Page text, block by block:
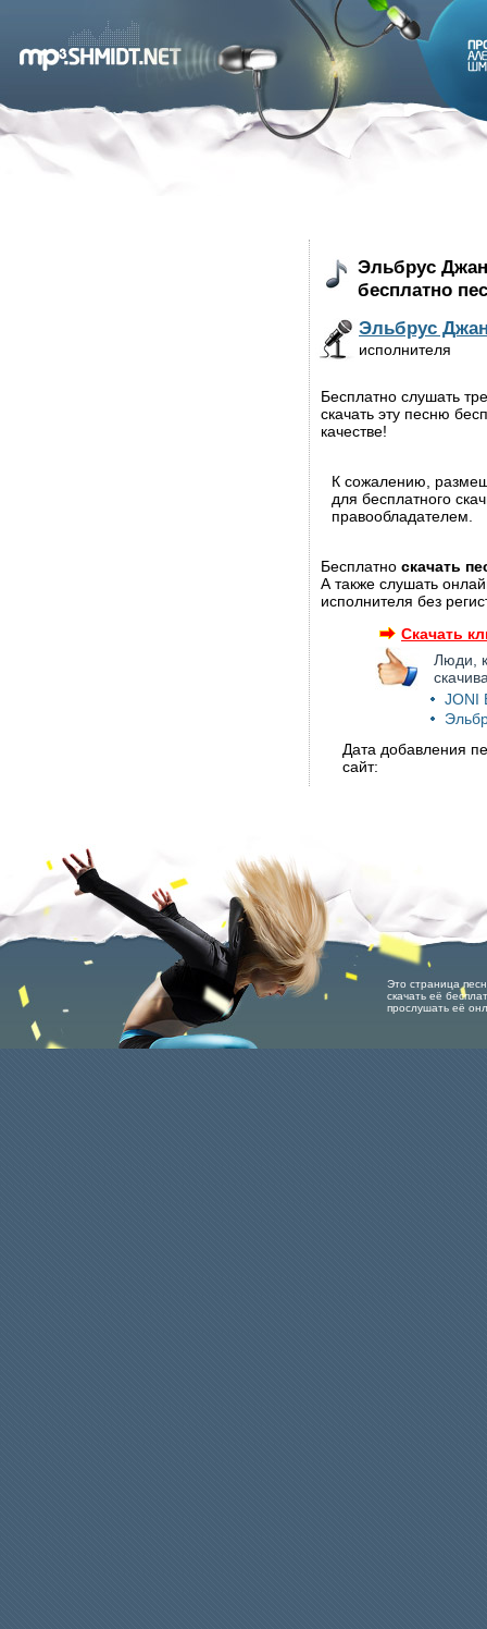
Эльбрус
бесплатно
Эльбрус
исполнителя
Бесплатно слушать
скачать эту песню
качестве!
К сожалению,
для бесплатного
правообладателем.
Бесплатно скачать
А также слушать
исполнителя без
Скачать
Люди,
JONI
Дата добавления
сайт:
Это страница
скачать её
прослушать её